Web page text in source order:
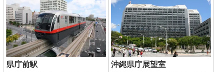
県庁前駅 沖縄県庁展望室